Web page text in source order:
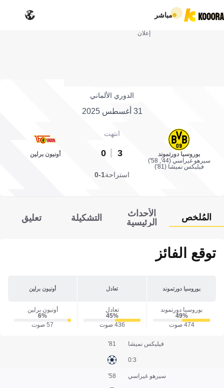
مباشر
إعلان
الدوري الألماني
31 أغسطس 2025
بوروسيا دورتموند
سيرهو غيراسي (44', 58')
فيليكس نميشا (81')
انتهت
3
0 أونيون برلين
استراحة1-0
المُلخص
الأحداث
الرئيسية
التشكيلة تعليق
توقع الفائز
بوروسيا دورتموند تعادل أونيون برلين
بوروسيا دورتموند
49‎%‎
474 صوت
تعادل
45‎%‎
436 صوت
أونيون برلين
6‎%‎
57 صوت
فيليكس نميشا
3:0
81'
سيرهو غيراسي 58'